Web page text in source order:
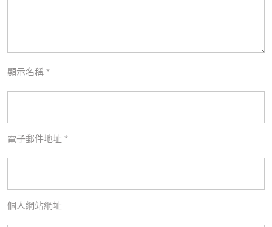
顯示名稱 *
電子郵件地址 *
個人網站網址